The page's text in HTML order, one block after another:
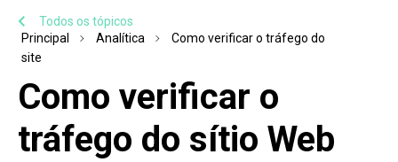
Todos os tópicos
Principal
Analítica
Como verificar o tráfego do
site
Como verificar o
tráfego do sítio Web